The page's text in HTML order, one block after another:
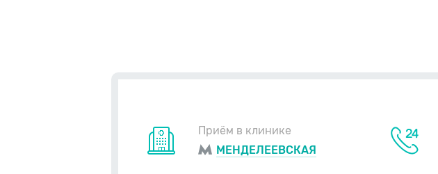
Приём в клинике
МЕНДЕЛЕЕВСКАЯ